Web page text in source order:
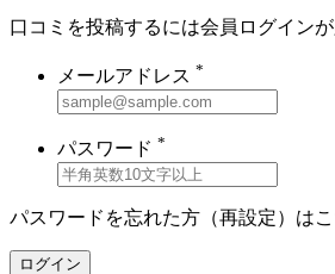
口コミを投稿するには会員ログインが
メールアドレス *
パスワード *
パスワードを忘れた方（再設定）は
ログイン